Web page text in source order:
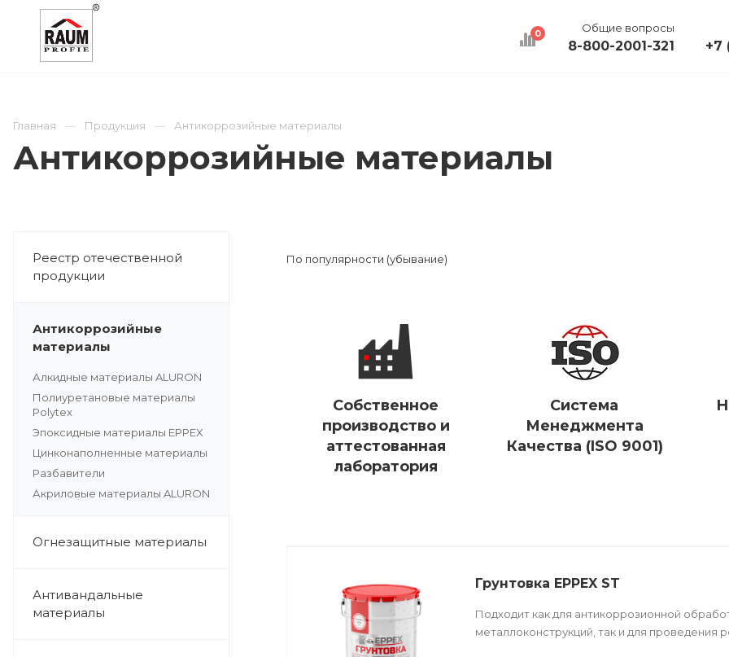
0 Общие вопросы
8-800-2001-321 +7
Главная
Продукция Антикоррозийные материалы
Антикоррозийные материалы
Реестр отечественной
продукции
Антикоррозийные
материалы
Алкидные материалы ALURON
Полиуретановые материалы
Polytex
Эпоксидные материалы EPPEX
Цинконаполненные материалы
Разбавители
Акриловые материалы ALURON
Огнезащитные материалы
Антивандальные
материалы
По популярности (убывание)
Собственное
производство и
аттестованная
лаборатория
Система
Менеджмента
Качества (ISO 9001)
Грунтовка EPPEX ST
Подходит как для антикоррозионной
металлоконструкций, так и для проведения